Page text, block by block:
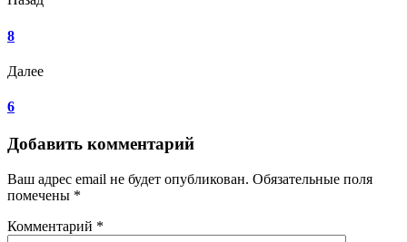
8
Далее
6
Добавить комментарий
Ваш адрес email не будет опубликован. Обязательные поля
помечены *
Комментарий *